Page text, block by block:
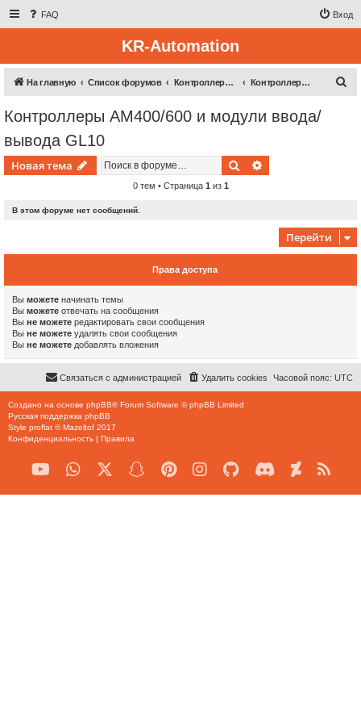
FAQ Вход
KR-Automation
На главную Список форумов Контроллерная техника Контроллеры AM400/600 и модули ввода/вывода GL10
Контроллеры AM400/600 и модули ввода/
вывода GL10
Новая тема Поиск
0 тем • Страница 1 из 1
В этом форуме нет сообщений.
Перейти
Права доступа
Вы можете начинать темы
Вы можете отвечать на сообщения
Вы не можете редактировать свои сообщения
Вы не можете удалять свои сообщения
Вы не можете добавлять вложения
Часовой пояс: UTC
Удалить cookies
Связаться с администрацией
Создано на основе phpBB® Forum Software © phpBB Limited
Русская поддержка phpBB
Style proflat ©Mazeltof 2017
Конфиденциальность | Правила